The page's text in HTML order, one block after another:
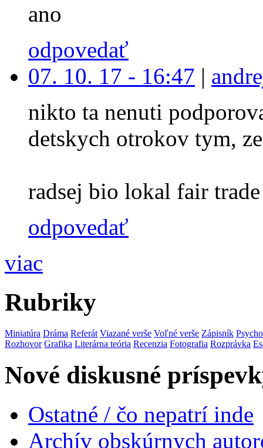
ano
odpovedať
07. 10. 17 - 16:47 |
nikto ta nenuti
detskych otrokov tym,
radsej bio lokal fair
odpovedať
viac
Rubriky
Miniatúra Dráma Referát Viazané verše Voľné verše Zápisník
Rozhovor Grafika Literárna teória Recenzia Fotografia Rozprávka
Nové diskusné
Ostatné / čo nepatrí inde
Archív obskúrnych